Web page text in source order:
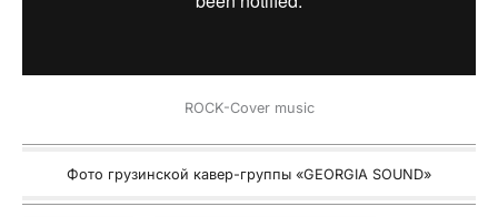
ROCK-Cover music
Фото грузинской кавер-группы «GEORGIA SOUND»